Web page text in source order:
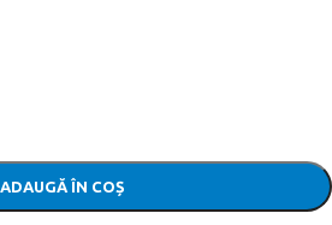
ADAUGĂ ÎN COȘ